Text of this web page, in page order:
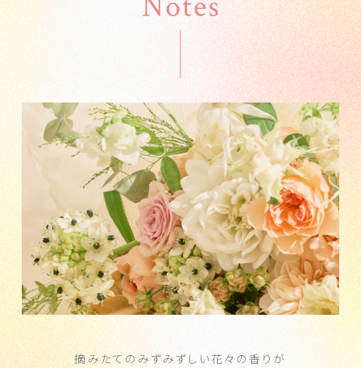
摘みたてのみずみずしい花々の香りが